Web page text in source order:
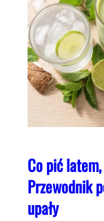
Co pić
Przewodnik
upały